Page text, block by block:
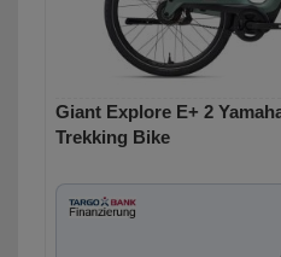
Giant Explore E+ 2
Trekking Bike